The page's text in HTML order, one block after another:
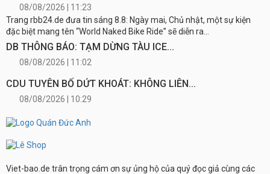
08/08/2026 | 11:23
Trang rbb24.de đưa tin sáng 8.8: Ngày mai, Chủ nhật, một sự kiện
đặc biệt mang tên “World Naked Bike Ride” sẽ diễn ra...
DB THÔNG BÁO: TẠM DỪNG TÀU ICE...
08/08/2026 | 11:02
CDU TUYÊN BỐ DỨT KHOÁT: KHÔNG LIÊN...
08/08/2026 | 10:29
Viet-bao.de trân trọng cám ơn sự ủng hộ của quý đọc giả cùng các